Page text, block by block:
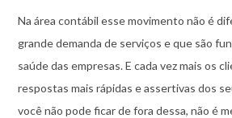
Na área contábil esse movimento não é
grande demanda de serviços e que são
saúde das empresas. E cada vez mais os
respostas mais rápidas e assertivas dos
você não pode ficar de fora dessa, não é